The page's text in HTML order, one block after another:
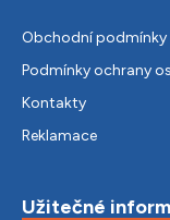
Obchodní podmínky
Podmínky ochrany
Kontakty
Reklamace
Užitečné